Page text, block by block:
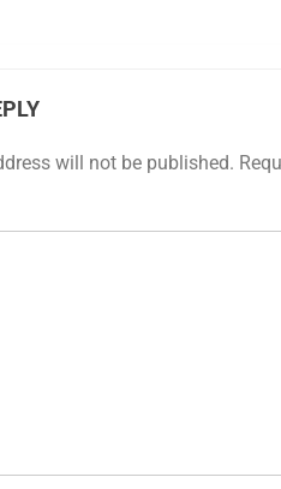
will not be published.